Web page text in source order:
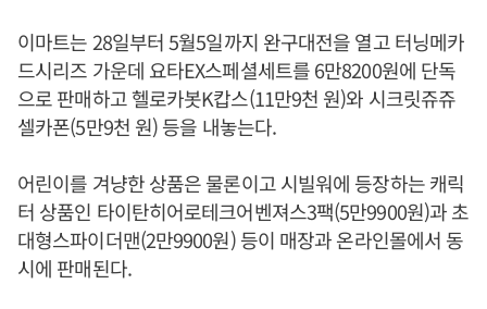
이마트는 28일부터 5월5일까지 완구대전을 열고 터닝메카
드시리즈 가운데 요타EX스페셜세트를 6만8200원에 단독
으로 판매하고 헬로카봇K캅스(11만9천 원)와 시크릿쥬쥬
셀카폰(5만9천 원) 등을 내놓는다.
어린이를 겨냥한 상품은 물론이고 시빌워에 등장하는 캐릭
터 상품인 타이탄히어로테크어벤져스3팩(5만9900원)과 초
대형스파이더맨(2만9900원) 등이 매장과 온라인몰에서 동
시에 판매된다.